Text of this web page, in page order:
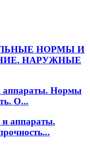
НОРМЫ И
НАРУЖНЫЕ
аппараты. Нормы
О...
и аппараты.